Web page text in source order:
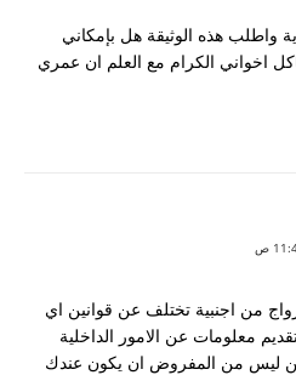
واطلب هذه الوثيقة هل بإمكاني
اخواني الكرام مع العلم ان عمري
من اجنبية تختلف عن قوانين اي
معلومات عن الامور الداخلية
ليس من المفروض ان يكون عندك